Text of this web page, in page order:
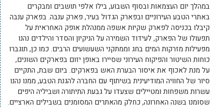
במהלך יום העצמאות ובסוף השבוע, בילו אלפי תושבים ומבקרים
באתרי הטבע העירוניים ובפארק הגדול בעיר, פארק ענבה. בפארק ענבה
קיבלו בכניסה לפארק שקיות אשפה ממנהלת אופק האחראית על
תפעולו של הפארק, לעידוד השמירה על הניקיון והסדר והילדים נהנו
מפעילות מזרקות המים בחג וממתקני השעשועים הרבים. כמו כן, תוגברו
כוחות השיטור והפיקוח העירוני שסיירו באופן יזום בפארקים השונים,
על מנת לאכוף את איסור הבערת האש בפארקים. ביום שבת, התקיים
סיור של החוויה המודיעינית בשיתוף עם החברה להגנת הטבע, ממנו נהנו
עשרות משפחות ומטיילים שצעדו על גבעת התיתורה ושביליה היפים
שסומנו בשנה האחרונה, כחלק מהאתרים המסומנים בשבילים הארציים.